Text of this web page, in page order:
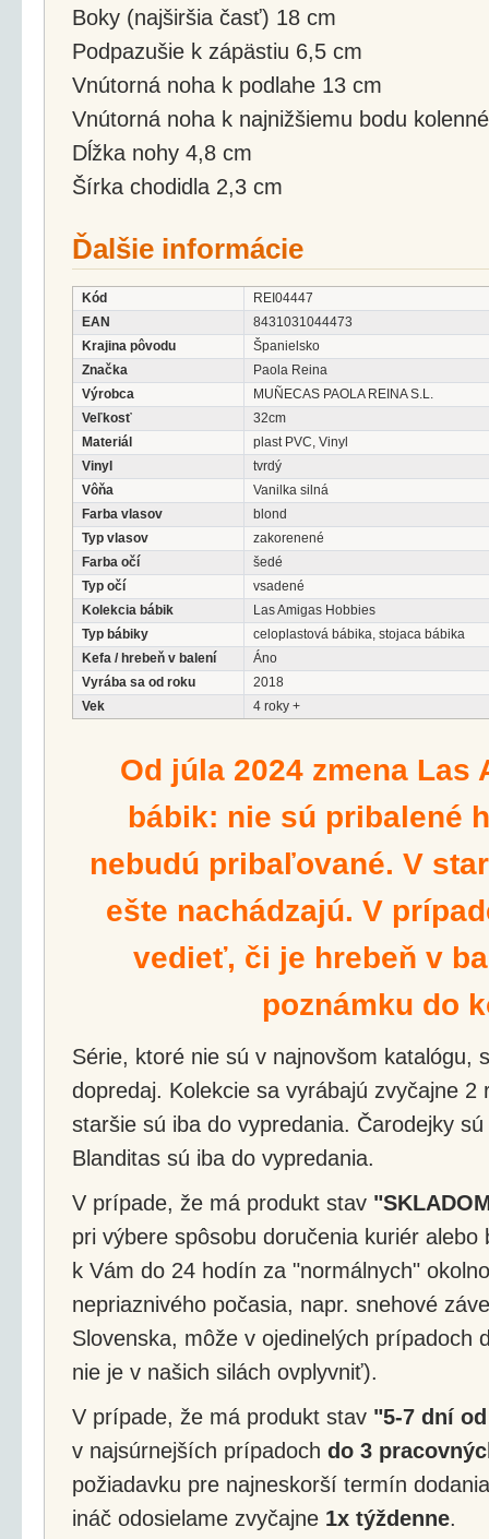
Boky (najširšia časť) 18 cm
Podpazušie k zápästiu 6,5 cm
Vnútorná noha k podlahe 13 cm
Vnútorná noha k najnižšiemu bodu
Dĺžka nohy 4,8 cm
Šírka chodidla 2,3 cm
Ďalšie informácie
Kód
REI04447
EAN
8431031044473
Krajina pôvodu
Španielsko
Značka
Paola Reina
Výrobca
MUÑECAS PAOLA REINA S.L.
Veľkosť
32cm
Materiál
plast PVC, Vinyl
Vinyl
tvrdý
Vôňa
Vanilka silná
Farba vlasov
blond
Typ vlasov
zakorenené
Farba očí
šedé
Typ očí
vsadené
Kolekcia bábik
Las Amigas Hobbies
Typ bábiky
celoplastová bábika, stojaca bábika
Kefa / hrebeň v balení
Áno
Vyrába sa od roku
2018
Vek
4 roky +
Od júla 2024 zmena Las
bábik: nie sú pribalené
nebudú pribaľované. V
ešte nachádzajú. V
vedieť, či je hrebeň v
poznámku do
Série, ktoré nie sú v najnovšom katalógu,
dopredaj. Kolekcie sa vyrábajú zvyčajne 2
staršie sú iba do vypredania. Čarodejky
Blanditas sú iba do vypredania.
V prípade, že má produkt stav
pri výbere spôsobu doručenia kuriér
k Vám do 24 hodín za "normálnych"
nepriaznivého počasia, napr. snehové
Slovenska, môže v ojedinelých prípadoch
nie je v našich silách ovplyvniť).
V prípade, že má produkt stav "5-7 dní
v najsúrnejších prípadoch do 3
požiadavku pre najneskorší termín
ináč odosielame zvyčajne 1x týždenne.